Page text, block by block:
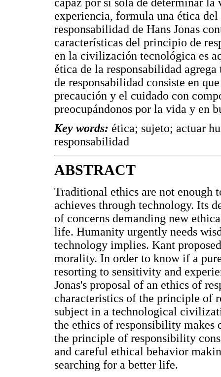
experiencia, formula una ética
responsabilidad de Hans Jonas
características del principio de
en la civilización tecnológica es
ética de la responsabilidad
de responsabilidad consiste en
precaución y el cuidado con
preocupándonos por la vida y en
Key words: ética; sujeto; actuar
responsabilidad
ABSTRACT
Traditional ethics are not enough
achieves through technology. Its
of concerns demanding new
life. Humanity urgently needs
technology implies. Kant
morality. In order to know if a
resorting to sensitivity and
Jonas's proposal of an ethics of
characteristics of the principle of
subject in a technological
the ethics of responsibility makes
the principle of responsibility
and careful ethical behavior
searching for a better life.